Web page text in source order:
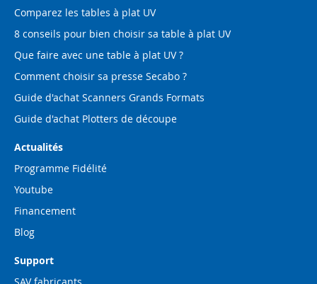
Comparez les tables à plat UV
8 conseils pour bien choisir sa table à plat UV
Que faire avec une table à plat UV ?
Comment choisir sa presse Secabo ?
Guide d'achat Scanners Grands Formats
Guide d'achat Plotters de découpe
Actualités
Programme Fidélité
Youtube
Financement
Blog
Support